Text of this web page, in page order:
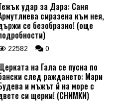
удар за Дара: Саня
смразена към нея,
се безобразно! (още
22582 0
на Гала се пусна по
след раждането: Мари
и мъжът й на море с
си щерки! (СНИМКИ)